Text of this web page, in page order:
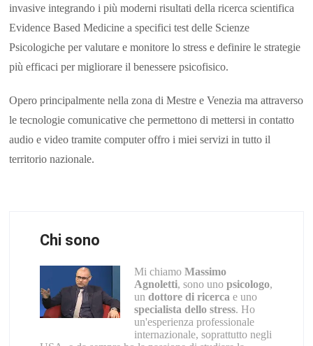
invasive integrando i più moderni risultati della ricerca scientifica
Evidence Based Medicine a specifici test delle Scienze
Psicologiche per valutare e monitore lo stress e definire le strategie
più efficaci per migliorare il benessere psicofisico.
Opero principalmente nella zona di Mestre e Venezia ma attraverso
le tecnologie comunicative che permettono di mettersi in contatto
audio e video tramite computer offro i miei servizi in tutto il
territorio nazionale.
Chi sono
Mi chiamo Massimo
Agnoletti, sono uno psicologo,
un dottore di ricerca e uno
specialista dello stress. Ho
un'esperienza professionale
internazionale, soprattutto negli